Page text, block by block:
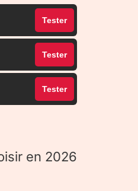
Tester
Tester
Tester
en 2026